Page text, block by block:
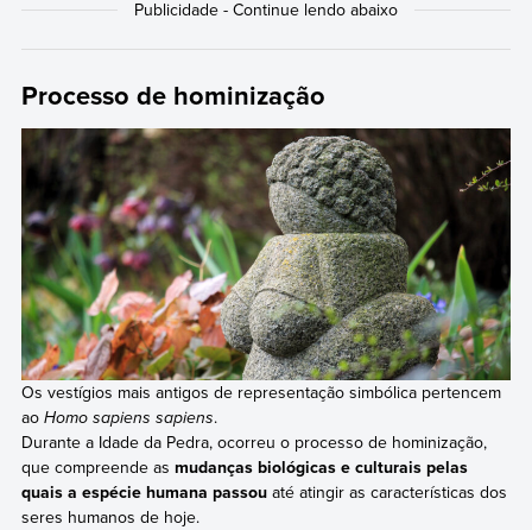
Processo de hominização
Os vestígios mais antigos de representação simbólica pertencem
ao Homo sapiens sapiens.
Durante a Idade da Pedra, ocorreu o processo de hominização,
que compreende as mudanças biológicas e culturais pelas
quais a espécie humana passouaté atingir as características dos
seres humanos de hoje.